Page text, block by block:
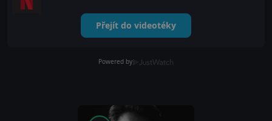
Přejít do videotéky
Powered by